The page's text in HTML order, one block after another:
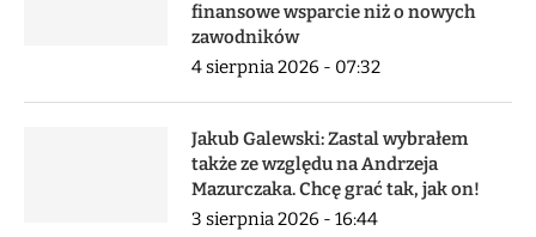
finansowe wsparcie niż o nowych
zawodników
4 sierpnia 2026 - 07:32
Jakub Galewski: Zastal wybrałem
także ze względu na Andrzeja
Mazurczaka. Chcę grać tak, jak on!
3 sierpnia 2026 - 16:44